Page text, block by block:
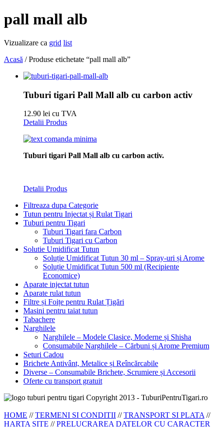
pall mall alb
Vizualizare ca grid list
Acasă / Produse etichetate “pall mall alb”
Tuburi tigari Pall Mall alb cu carbon activ
12.90 lei cu TVA
Detalii Produs
Tuburi tigari Pall Mall alb cu carbon activ.
Detalii Produs
Filtreaza dupa Categorie
Tutun pentru Injectat și Rulat Tigari
Tuburi pentru Tigari
Tuburi Tigari fara Carbon
Tuburi Tigari cu Carbon
Solutie Umidificat Tutun
Soluție Umidificat Tutun 30 ml – Spray-uri și Arome
Soluție Umidificat Tutun 500 ml (Recipiente
Economice)
Aparate injectat tutun
Aparate rulat tutun
Filtre și Foițe pentru Rulat Țigări
Masini pentru taiat tutun
Tabachere
Narghilele
Narghilele – Modele Clasice, Moderne și Shisha
Consumabile Narghilele – Cărbuni și Arome Premium
Seturi Cadou
Brichete Antivânt, Metalice și Reîncărcabile
Diverse – Consumabile Brichete, Scrumiere și Accesorii
Oferte cu transport gratuit
Copyright 2013 - TuburiPentruTigari.ro
HOME //TERMENI SI CONDITII //TRANSPORT SI PLATA //
HARTA SITE //PRELUCRAREA DATELOR CU CARACTER